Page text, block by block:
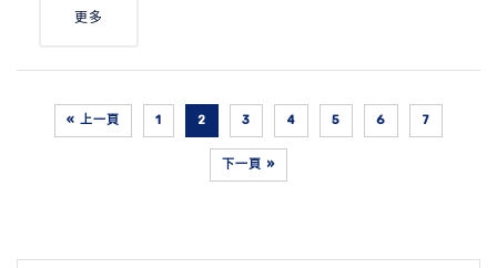
更多
« 上一頁 1 2 3 4 5 6 7
下一頁 »